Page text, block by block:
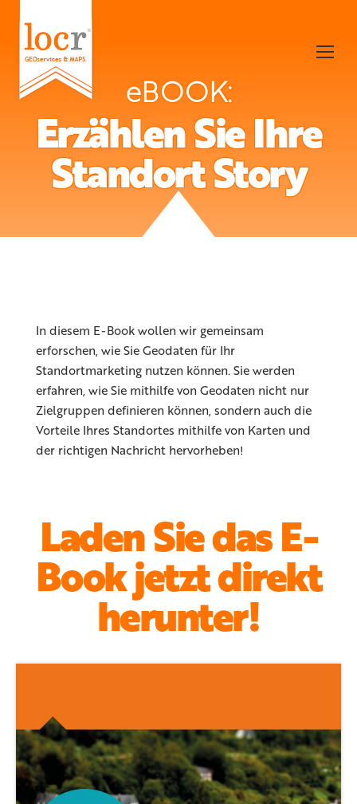
eBOOK:
Erzählen Sie Ihre
Standort Story
In diesem E-Book wollen wir gemeinsam
erforschen, wie Sie Geodaten für Ihr
Standortmarketing nutzen können. Sie werden
erfahren, wie Sie mithilfe von Geodaten nicht nur
Zielgruppen definieren können, sondern auch die
Vorteile Ihres Standortes mithilfe von Karten und
der richtigen Nachricht hervorheben!
Laden Sie das E-
Book jetzt direkt
herunter!